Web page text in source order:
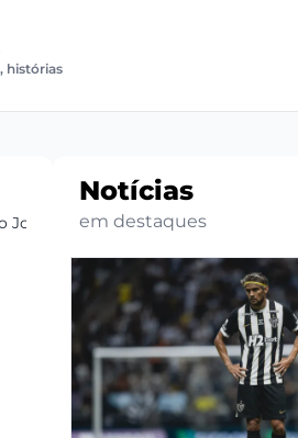
histórias
Jogadores
Notícias
em destaques